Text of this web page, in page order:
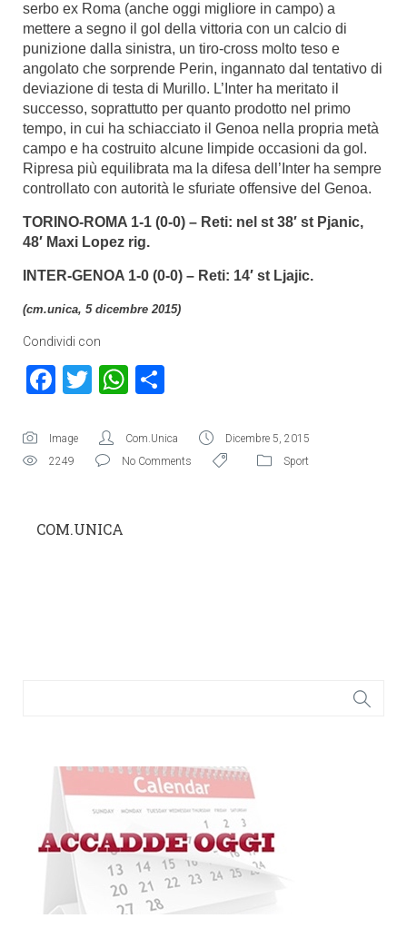
serbo ex Roma (anche oggi migliore in campo) a
mettere a segno il gol della vittoria con un calcio di
punizione dalla sinistra, un tiro-cross molto teso e
angolato che sorprende Perin, ingannato dal tentativo di
deviazione di testa di Murillo. L’Inter ha meritato il
successo, soprattutto per quanto prodotto nel primo
tempo, in cui ha schiacciato il Genoa nella propria metà
campo e ha costruito alcune limpide occasioni da gol.
Ripresa più equilibrata ma la difesa dell’Inter ha sempre
controllato con autorità le sfuriate offensive del Genoa.
TORINO-ROMA 1-1 (0-0) – Reti: nel st 38′ st Pjanic,
48′ Maxi Lopez rig.
INTER-GENOA 1-0 (0-0) – Reti: 14′ st Ljajic.
(cm.unica, 5 dicembre 2015)
Condividi con
Facebook
TwitterWhatsApp
Image Com.Unica
Dicembre 5, 2015
2249
No Comments Sport
COM.UNICA